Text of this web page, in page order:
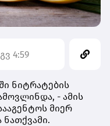
4:59
ნიტრატების
- ამის
მიერ